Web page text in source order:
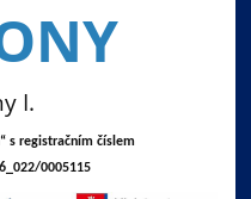
I.
s registračním číslem
0005115